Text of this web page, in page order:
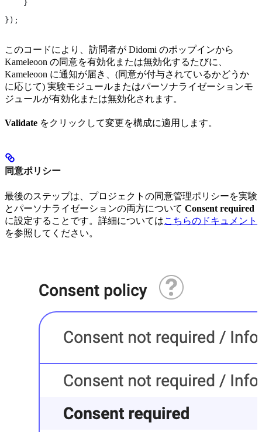
    }
});
このコードにより、訪問者が Didomi のポップインから
Kameleoon の同意を有効化または無効化するたびに、
Kameleoon に通知が届き、(同意が付与されているかどうか
に応じて) 実験モジュールまたはパーソナライゼーションモ
ジュールが有効化または無効化されます。
Validate をクリックして変更を構成に適用します。
同意ポリシー
最後のステップは、プロジェクトの同意管理ポリシーを実験
とパーソナライゼーションの両方について Consent required
に設定することです。詳細についてはこちらのドキュメント
を参照してください。